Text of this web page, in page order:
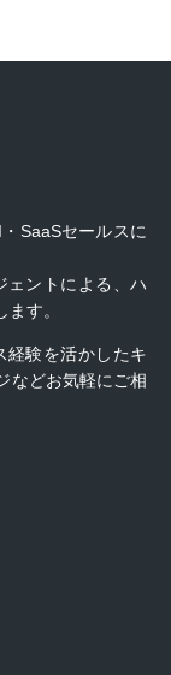
SaaSセールスに
ェントによる、ハ
す。
経験を活かしたキ
などお気軽にご相